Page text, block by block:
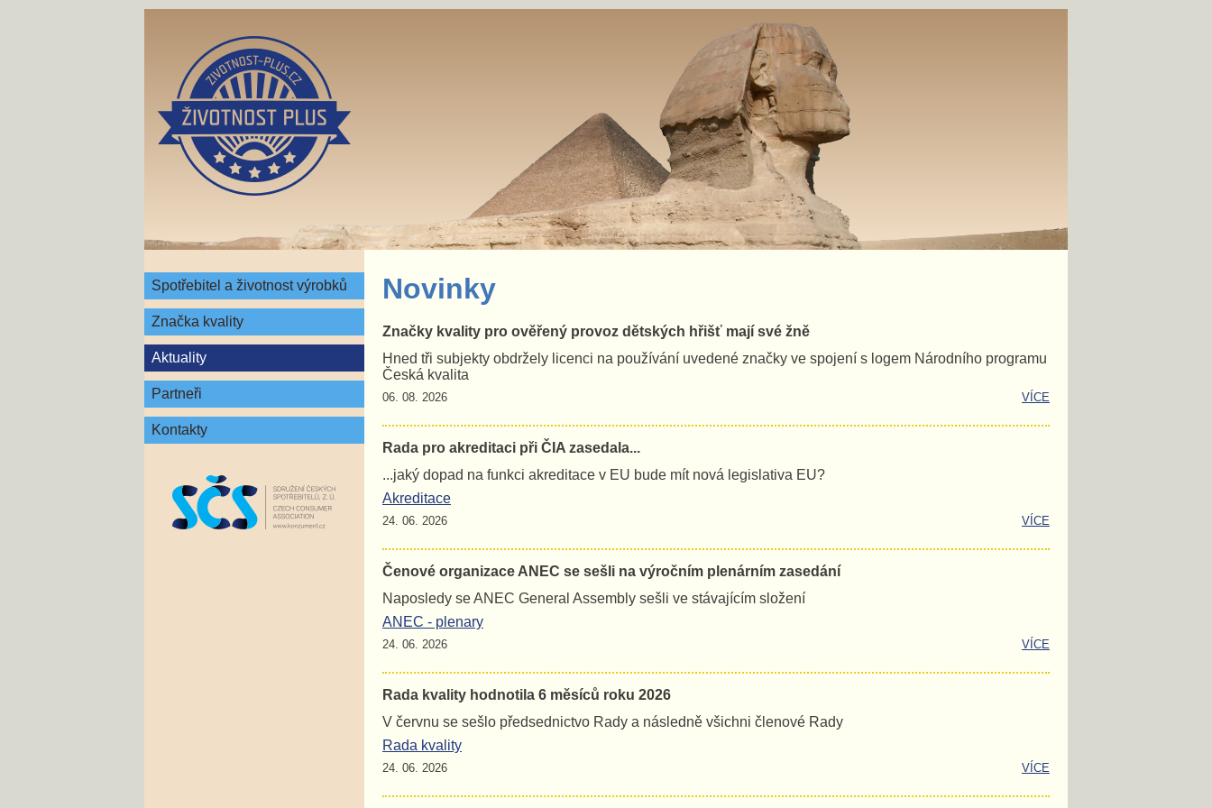
Spotřebitel a životnost výrobků
Značka kvality
Aktuality
Partneři
Kontakty
Novinky
Značky kvality pro ověřený provoz dětských hřišť mají své žně
Hned tři subjekty obdržely licenci na používání uvedené značky ve spojení s logem Národního programu
Česká kvalita
VÍCE
06. 08. 2026
Rada pro akreditaci při ČIA zasedala...
...jaký dopad na funkci akreditace v EU bude mít nová legislativa EU?
Akreditace
VÍCE
24. 06. 2026
Čenové organizace ANEC se sešli na výročním plenárním zasedání
Naposledy se ANEC General Assembly sešli ve stávajícím složení
ANEC - plenary
VÍCE
24. 06. 2026
Rada kvality hodnotila 6 měsíců roku 2026
V červnu se sešlo předsednictvo Rady a následně všichni členové Rady
Rada kvality
VÍCE
24. 06. 2026